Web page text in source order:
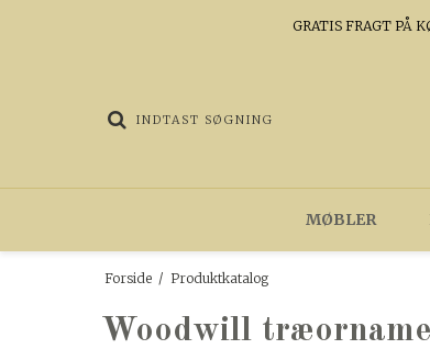
GRATIS FRAGT PÅ
MØBLER
Forside / Produktkatalog
Woodwill